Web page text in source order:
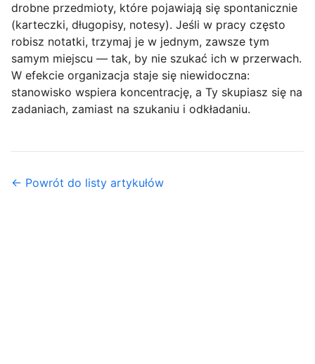
drobne przedmioty, które pojawiają się spontanicznie
(karteczki, długopisy, notesy). Jeśli w pracy często
robisz notatki, trzymaj je w jednym, zawsze tym
samym miejscu — tak, by nie szukać ich w przerwach.
W efekcie organizacja staje się niewidoczna:
stanowisko wspiera koncentrację, a Ty skupiasz się na
zadaniach, zamiast na szukaniu i odkładaniu.
← Powrót do listy artykułów